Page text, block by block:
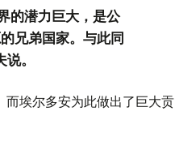
的潜力巨大，是公
兄弟国家。与此同
。
而埃尔多安为此做出了巨大贡